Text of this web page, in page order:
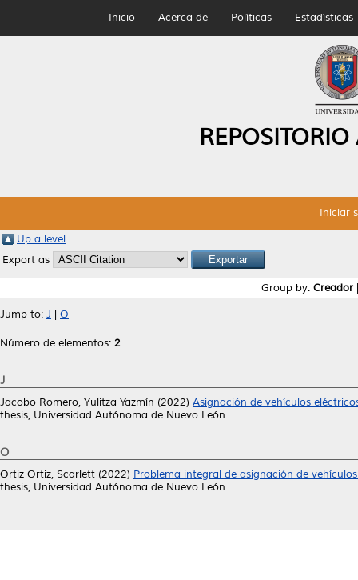
Inicio Acerca de Políticas Estadísticas
Iniciar
Up a level
Export as
Group by: Creador
Jump to: J O
Número de elementos: 2.
J
Jacobo Romero, Yulitza Yazmín (2022) Asignación de vehículos
thesis, Universidad Autónoma de Nuevo León.
O
Ortiz Ortiz, Scarlett (2022) Problema integral de asignación de
thesis, Universidad Autónoma de Nuevo León.